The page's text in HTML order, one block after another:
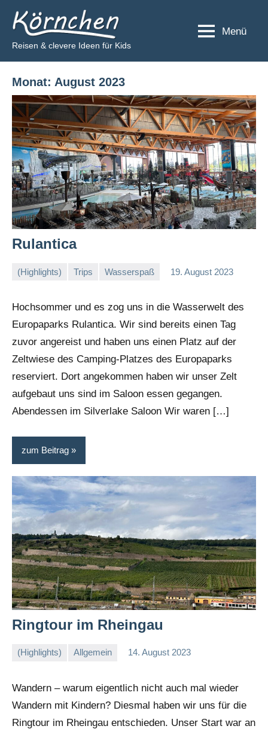
Inhalt
springen
Körnchen
Reisen & clevere Ideen für Kids
Menü
Monat: August 2023
Rulantica
(Highlights) Trips Wasserspaß 19. August 2023
Stephi
Ein
Hochsommer und es zog uns in die Wasserwelt des
Europaparks Rulantica. Wir sind bereits einen Tag
zuvor angereist und haben uns einen Platz auf der
Zeltwiese des Camping-Platzes des Europaparks
reserviert. Dort angekommen haben wir unser Zelt
aufgebaut uns sind im Saloon essen gegangen.
Abendessen im Silverlake Saloon Wir waren […]
zum Beitrag
Ringtour im Rheingau
(Highlights) Allgemein 14. August 2023
Stephi
Keine
Wandern – warum eigentlich nicht auch mal wieder
Wandern mit Kindern? Diesmal haben wir uns für die
Ringtour im Rheingau entschieden. Unser Start war an